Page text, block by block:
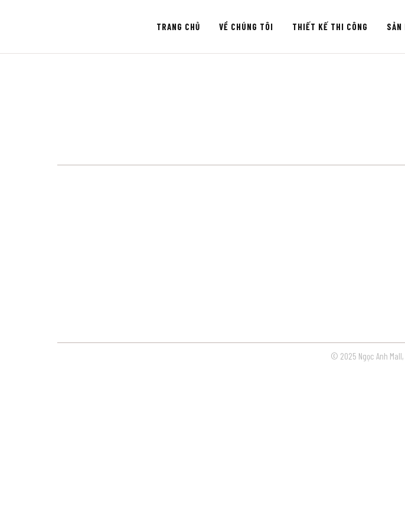
TRANG CHỦ VỀ CHÚNG TÔI THIẾT KẾ THI CÔNG SẢN
© 2025 Ngọc Anh